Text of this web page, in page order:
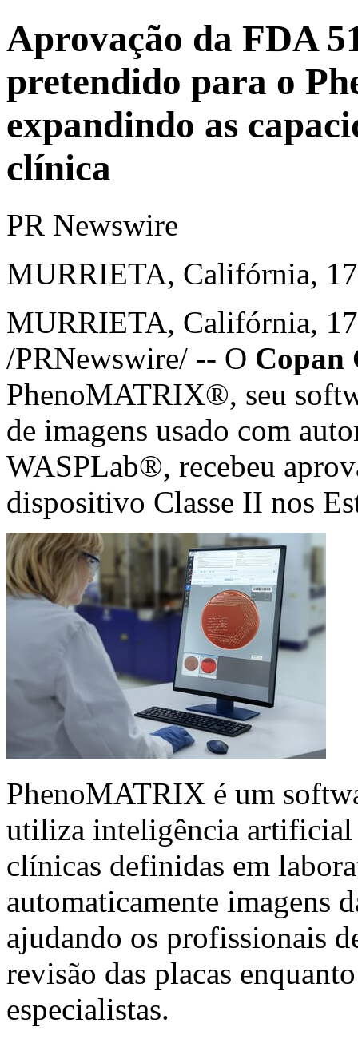
Aprovação da FDA
pretendido para o
expandindo as
clínica
PR Newswire
MURRIETA, Califórnia,
MURRIETA, Califórnia,
/PRNewswire/ -- O
PhenoMATRIX®, seu
de imagens usado com
WASPLab®, recebeu
dispositivo Classe II nos
PhenoMATRIX é um
utiliza inteligência artificial
clínicas definidas em
automaticamente imagens
ajudando os profissionais
revisão das placas
especialistas.